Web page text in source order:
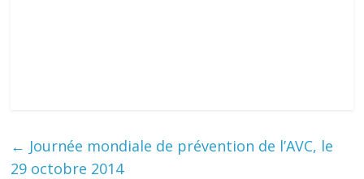
← Journée mondiale de prévention de l’AVC, le
29 octobre 2014